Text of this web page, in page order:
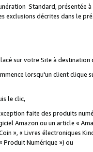
Standard, présentée
exclusions décrites dans le
sur votre Site à destination
lorsqu'un client
le clic,
faite des produits
Amazon ou un article «
», « Livres électroniques
Produit Numérique ») ou